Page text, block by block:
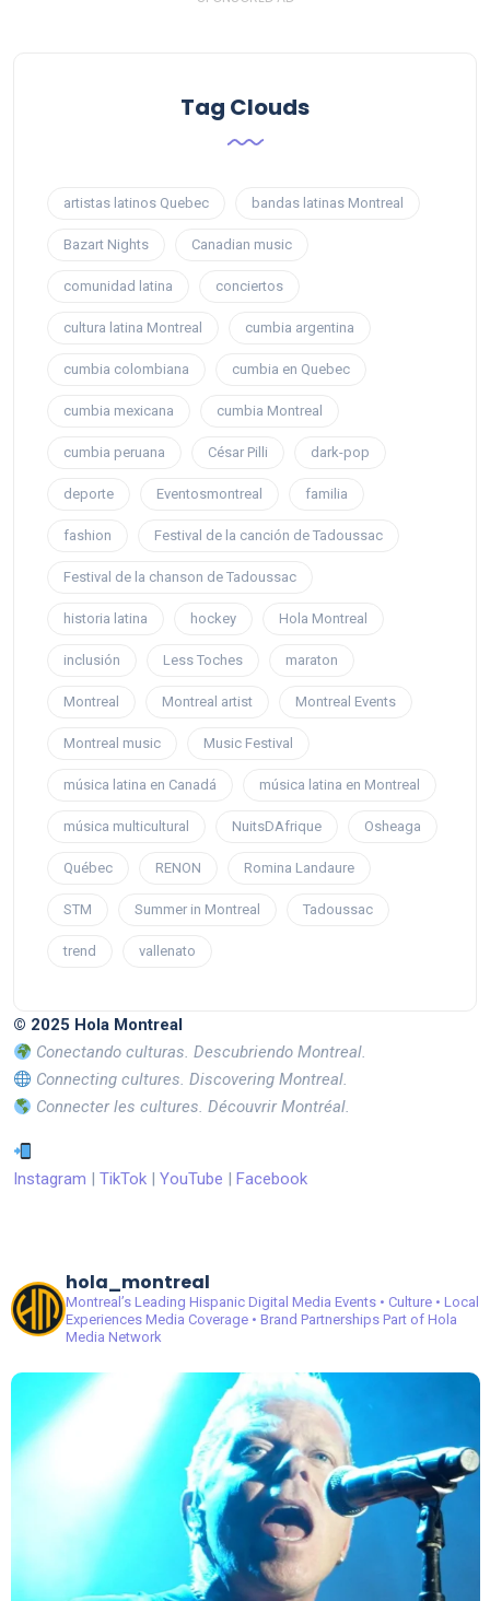
Tag Clouds
artistas latinos Quebec bandas latinas Montreal
Bazart Nights Canadian music
comunidad latina conciertos
cultura latina Montreal cumbia argentina
cumbia colombiana cumbia en Quebec
cumbia mexicana cumbia Montreal
cumbia peruana César Pilli dark-pop
deporte Eventosmontreal familia
fashion Festival de la canción de Tadoussac
Festival de la chanson de Tadoussac
historia latina hockey Hola Montreal
inclusión Less Toches maraton
Montreal Montreal artist Montreal Events
Montreal music Music Festival
música latina en Canadá música latina en Montreal
música multicultural NuitsDAfrique Osheaga
Québec RENON Romina Landaure
STM Summer in Montreal Tadoussac
trend vallenato
© 2025 Hola Montreal
Conectando culturas. Descubriendo Montreal.
Connecting cultures. Discovering Montreal.
Connecter les cultures. Découvrir Montréal.
Instagram | TikTok | YouTube | Facebook
hola_montreal
Montreal’s Leading Hispanic Digital Media Events • Culture • Local
ExperiencesMedia Coverage • Brand PartnershipsPart of Hola
Media Network